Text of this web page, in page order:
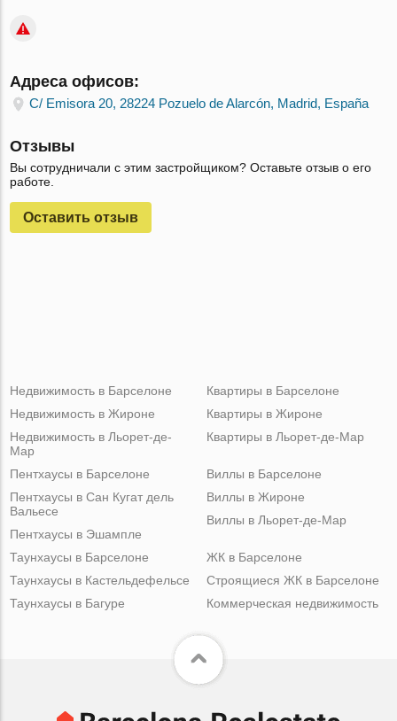
Адреса офисов:
C/ Emisora 20, 28224 Pozuelo de Alarcón, Madrid, España
Отзывы
Вы сотрудничали с этим застройщиком? Оставьте отзыв о его
работе.
Оставить отзыв
Недвижимость в Барселоне
Недвижимость в Жироне
Недвижимость в Льорет-де-
Мар
Квартиры в Барселоне
Квартиры в Жироне
Квартиры в Льорет-де-Мар
Пентхаусы в Барселоне
Пентхаусы в Сан Кугат дель
Вальесе
Пентхаусы в Эшампле
Виллы в Барселоне
Виллы в Жироне
Виллы в Льорет-де-Мар
Таунхаусы в Барселоне
Таунхаусы в Кастельдефельсе
Таунхаусы в Багуре
ЖК в Барселоне
Строящиеся ЖК в Барселоне
Коммерческая недвижимость